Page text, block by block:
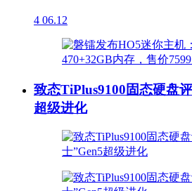
4 06.12
致态TiPlus9100固态硬盘
超级进化